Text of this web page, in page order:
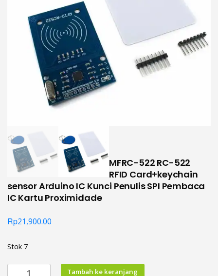
MFRC-522 RC-522
RFID Card+keychain
sensor Arduino IC Kunci Penulis SPI Pembaca
IC Kartu Proximidade
Rp21,900.00
Stok 7
Kuantitas
Tambah ke keranjang